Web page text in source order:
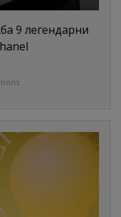
9 легендарни